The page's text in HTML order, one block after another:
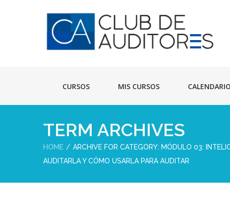
CURSOS MIS CURSOS CALENDARIO
TERM ARCHIVES
HOME
ARCHIVE FOR CATEGORY: MÓDULO 03:
AUDITARLA Y CÓMO USARLA PARA AUDITAR